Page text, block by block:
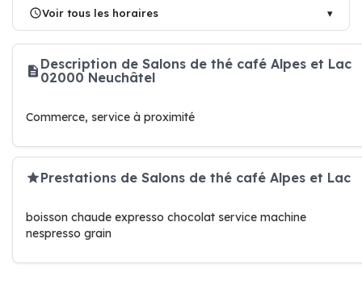
Voir tous les horaires
Description de Salons de thé café Alpes et Lac
02000 Neuchâtel
Commerce, service à proximité
Prestations de Salons de thé café Alpes et Lac
boisson chaude expresso chocolat service machine
nespresso grain